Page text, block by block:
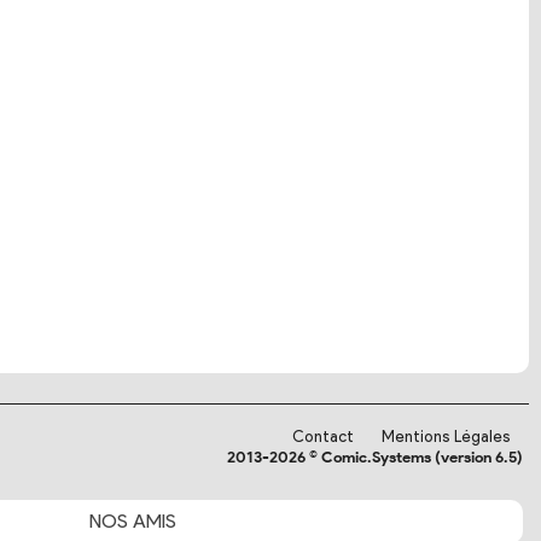
Contact
Mentions Légales
2013-2026 © Comic.Systems (version 6.5)
NOS AMIS